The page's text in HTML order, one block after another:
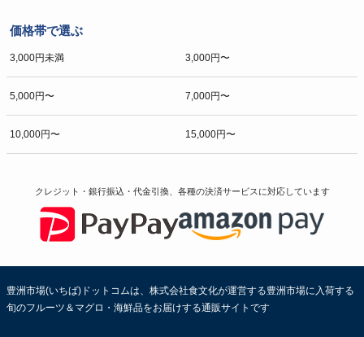
価格帯で選ぶ
3,000円未満 3,000円〜
5,000円〜 7,000円〜
10,000円〜 15,000円〜
クレジット・銀行振込・代金引換、各種の決済サービスに対応しています
豊洲市場(いちば)ドットコムは、株式会社食文化が運営する豊洲市場に入荷する
旬のフルーツ＆マグロ・海鮮品をお届けする通販サイトです